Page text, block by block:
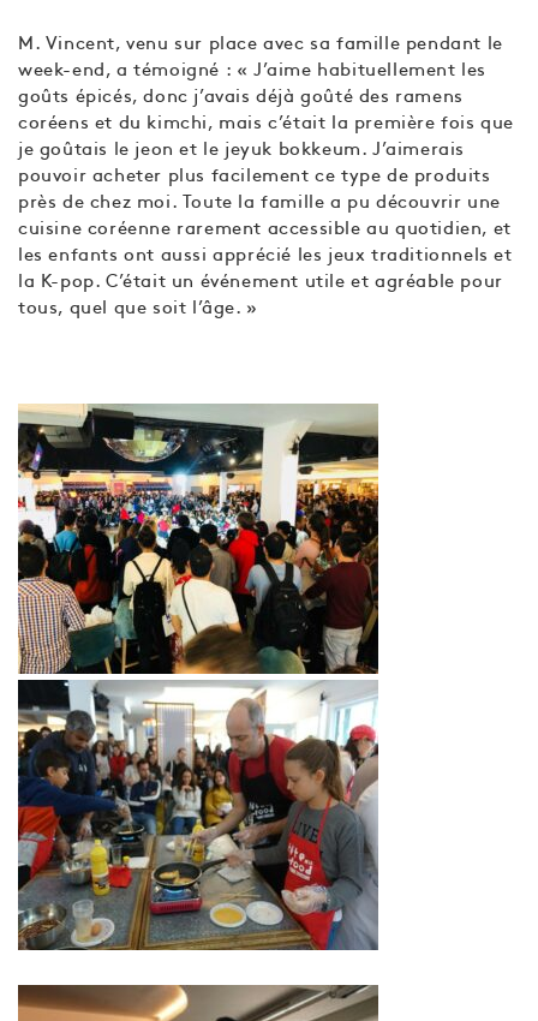
M. Vincent, venu sur place avec sa famille pendant le
week-end, a témoigné : « J’aime habituellement les
goûts épicés, donc j’avais déjà goûté des ramens
coréens et du kimchi, mais c’était la première fois que
je goûtais le jeon et le jeyuk bokkeum. J’aimerais
pouvoir acheter plus facilement ce type de produits
près de chez moi. Toute la famille a pu découvrir une
cuisine coréenne rarement accessible au quotidien, et
les enfants ont aussi apprécié les jeux traditionnels et
la K-pop. C’était un événement utile et agréable pour
tous, quel que soit l’âge. »